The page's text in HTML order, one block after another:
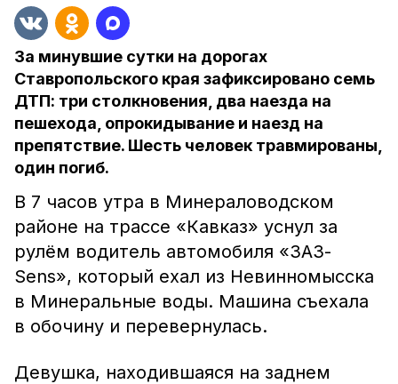
За минувшие сутки на дорогах
Ставропольского края зафиксировано семь
ДТП: три столкновения, два наезда на
пешехода, опрокидывание и наезд на
препятствие. Шесть человек травмированы,
один погиб.
В 7 часов утра в Минераловодском
районе на трассе «Кавказ» уснул за
рулём водитель автомобиля «ЗАЗ-
Sens», который ехал из Невинномысска
в Минеральные воды. Машина съехала
в обочину и перевернулась.
Девушка, находившаяся на заднем